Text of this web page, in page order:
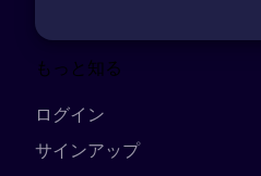
もっと知る
ログイン
サインアップ